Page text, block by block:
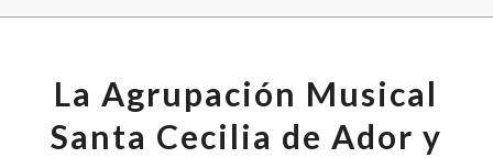
La Agrupación Musical
Santa Cecilia de Ador y